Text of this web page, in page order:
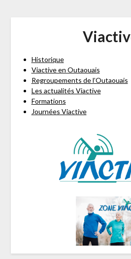
Historique
Viactive en Outaouais
Regroupements de l’Outaouais
Les actualités Viactive
Formations
Journées Viactive